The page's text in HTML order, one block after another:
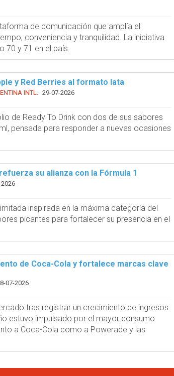
de comunicación que amplía el
conveniencia y tranquilidad. La iniciativa
70 y 71 en el país.
y Red Berries al formato lata
INTL. 29-07-2026
de Ready To Drink con dos de sus sabores
pensada para responder a nuevas ocasiones
su alianza con la Fórmula 1
inspirada en la máxima categoría del
picantes para fortalecer su presencia en el
de Coca-Cola y fortalece marcas clave
07-2026
tras registrar un crecimiento de ingresos
estuvo impulsado por el mayor consumo
a Coca-Cola como a Powerade y las